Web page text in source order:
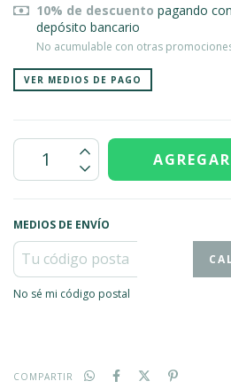
10% de descuento pagando
depósito bancario
No acumulable con otras
VER MEDIOS DE PAGO
MEDIOS DE ENVÍO
No sé mi código postal
COMPARTIR